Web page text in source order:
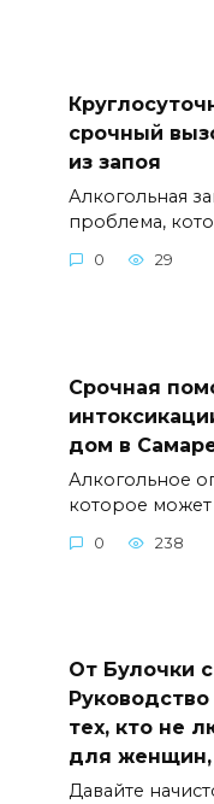
срочный
из запоя
Алкогольная
проблема,
0 29
Срочная
дом в
Алкогольное
которое
0 238
От Булочки
тех, кто не
для женщин,
Давайте